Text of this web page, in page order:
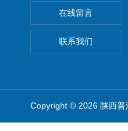
在线留言
联系我们
Copyright © 2026 陕西普